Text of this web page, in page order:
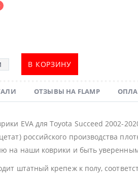
В КОРЗИНУ
ОТЗЫВЫ НА FLAMP
EVA для Toyota Succeed 2002-
российского производства
на наши коврики и быть
штатный крепеж к полу,